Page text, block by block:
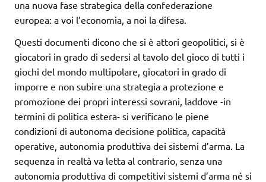
una nuova fase strategica della confederazione
europea: a voi l’economia, a noi la difesa.
Questi documenti dicono che si è attori geopolitici, si è
giocatori in grado di sedersi al tavolo del gioco di tutti i
giochi del mondo multipolare, giocatori in grado di
imporre e non subire una strategia a protezione e
promozione dei propri interessi sovrani, laddove -in
termini di politica estera- si verificano le piene
condizioni di autonoma decisione politica, capacità
operative, autonomia produttiva dei sistemi d’arma. La
sequenza in realtà va letta al contrario, senza una
autonomia produttiva di competitivi sistemi d’arma né si